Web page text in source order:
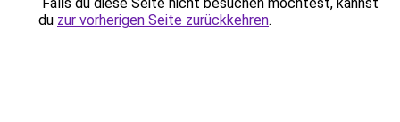
du zur vorherigen Seite zurückkehren.